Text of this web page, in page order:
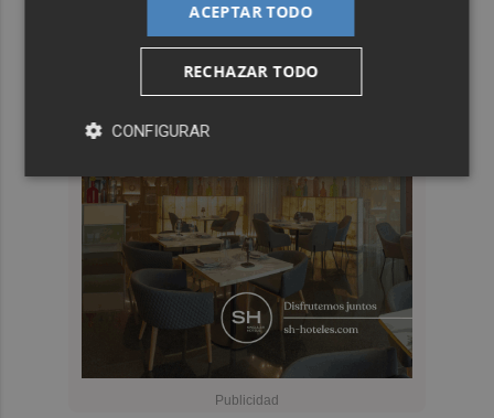
ACEPTAR TODO
RECHAZAR TODO
CONFIGURAR